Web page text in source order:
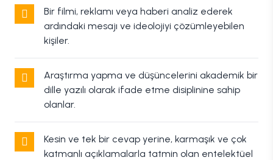
Bir filmi, reklamı veya haberi analiz ederek
ardındaki mesajı ve ideolojiyi çözümleyebilen
kişiler.
Araştırma yapma ve düşüncelerini akademik bir
dille yazılı olarak ifade etme disiplinine sahip
olanlar.
Kesin ve tek bir cevap yerine, karmaşık ve çok
katmanlı açıklamalarla tatmin olan entelektüel